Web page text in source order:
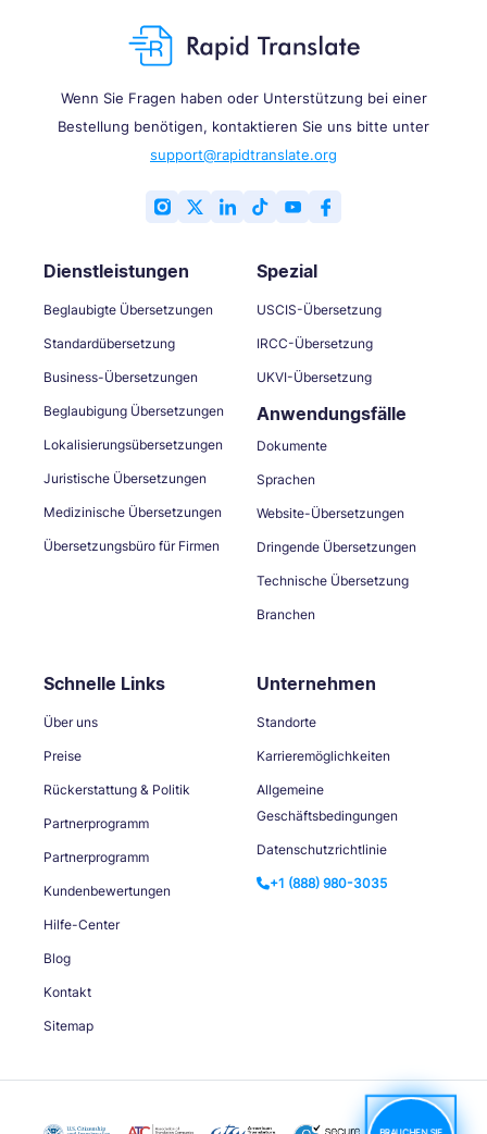
Wenn Sie Fragen haben oder Unterstützung bei einer
Bestellung benötigen, kontaktieren Sie uns bitte unter
support@rapidtranslate.org
Dienstleistungen
Beglaubigte Übersetzungen
Standardübersetzung
Business-Übersetzungen
Beglaubigung Übersetzungen
Lokalisierungsübersetzungen
Juristische Übersetzungen
Medizinische Übersetzungen
Übersetzungsbüro für Firmen
Spezial
USCIS-Übersetzung
IRCC-Übersetzung
UKVI-Übersetzung
Anwendungsfälle
Dokumente
Sprachen
Website-Übersetzungen
Dringende Übersetzungen
Technische Übersetzung
Branchen
Schnelle Links
Über uns
Preise
Rückerstattung & Politik
Partnerprogramm
Partnerprogramm
Kundenbewertungen
Hilfe-Center
Blog
Kontakt
Sitemap
Unternehmen
Standorte
Karrieremöglichkeiten
Allgemeine
Geschäftsbedingungen
Datenschutzrichtlinie
+1 (888) 980-3035